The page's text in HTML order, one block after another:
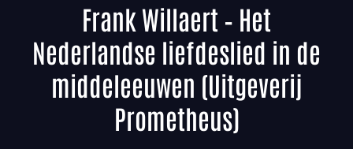
Frank Willaert – Het
Nederlandse liefdeslied in de
middeleeuwen (Uitgeverij
Prometheus)